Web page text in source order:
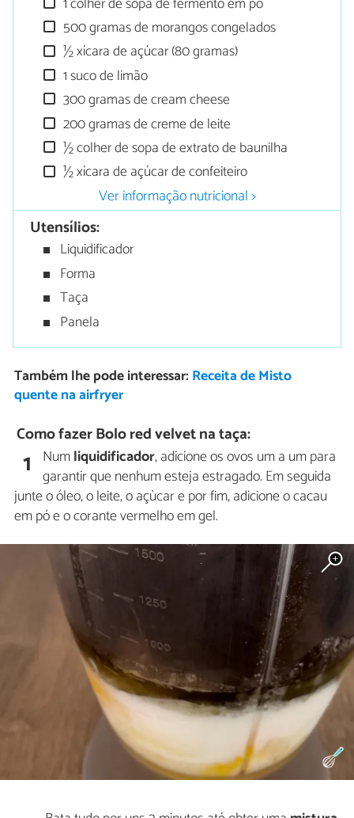
500 gramas de morangos congelados
½ xícara de açúcar (80 gramas)
1 suco de limão
300 gramas de cream cheese
200 gramas de creme de leite
½ colher de sopa de extrato de baunilha
½ xícara de açúcar de confeiteiro
Ver informação nutricional >
Utensílios:
Liquidificador
Forma
Taça
Panela
Também lhe pode interessar: Receita de Misto
quente na airfryer
Como fazer Bolo red velvet na taça:
1 Numliquidificador, adicione os ovos um a um para
garantir que nenhum esteja estragado. Em seguida
junte o óleo, o leite, o açùcar e por fim, adicione o cacau
em pó e o corante vermelho em gel.